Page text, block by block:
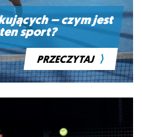
– czym jest
sport?
PRZECZYTAJ ⟩